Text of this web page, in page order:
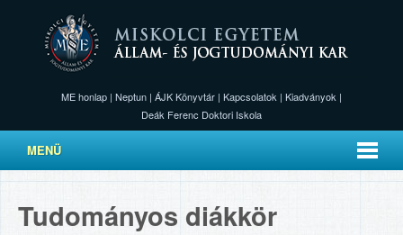
ME honlap | Neptun | ÁJK Könyvtár | Kapcsolatok | Kiadványok |
Deák Ferenc Doktori Iskola
MENÜ
Tudományos diákkör